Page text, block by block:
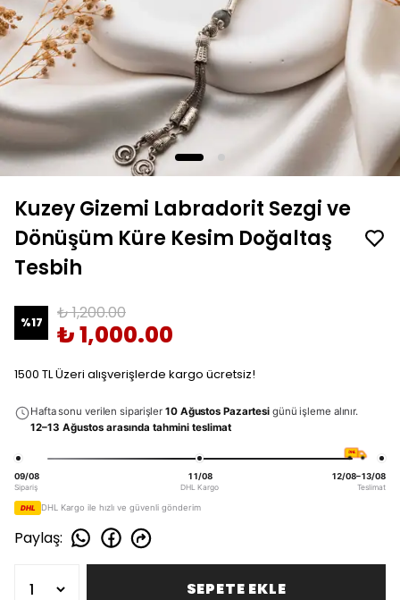
Kuzey Gizemi Labradorit Sezgi ve
Dönüşüm Küre Kesim Doğaltaş
Tesbih
%17 ₺ 1,200.00
₺ 1,000.00
1500 TL Üzeri alışverişlerde kargo ücretsiz!
Hafta sonu verilen siparişler 10 Ağustos Pazartesi günü işleme alınır.
12–13 Ağustos arasında tahmini teslimat
09/08
Sipariş
11/08
DHL Kargo
12/08–13/08
Teslimat
DHL DHL Kargo ile hızlı ve güvenli gönderim
Paylaş:
SEPETE EKLE